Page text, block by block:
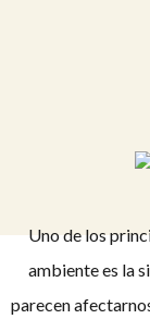
Uno de los
ambiente es la
parecen